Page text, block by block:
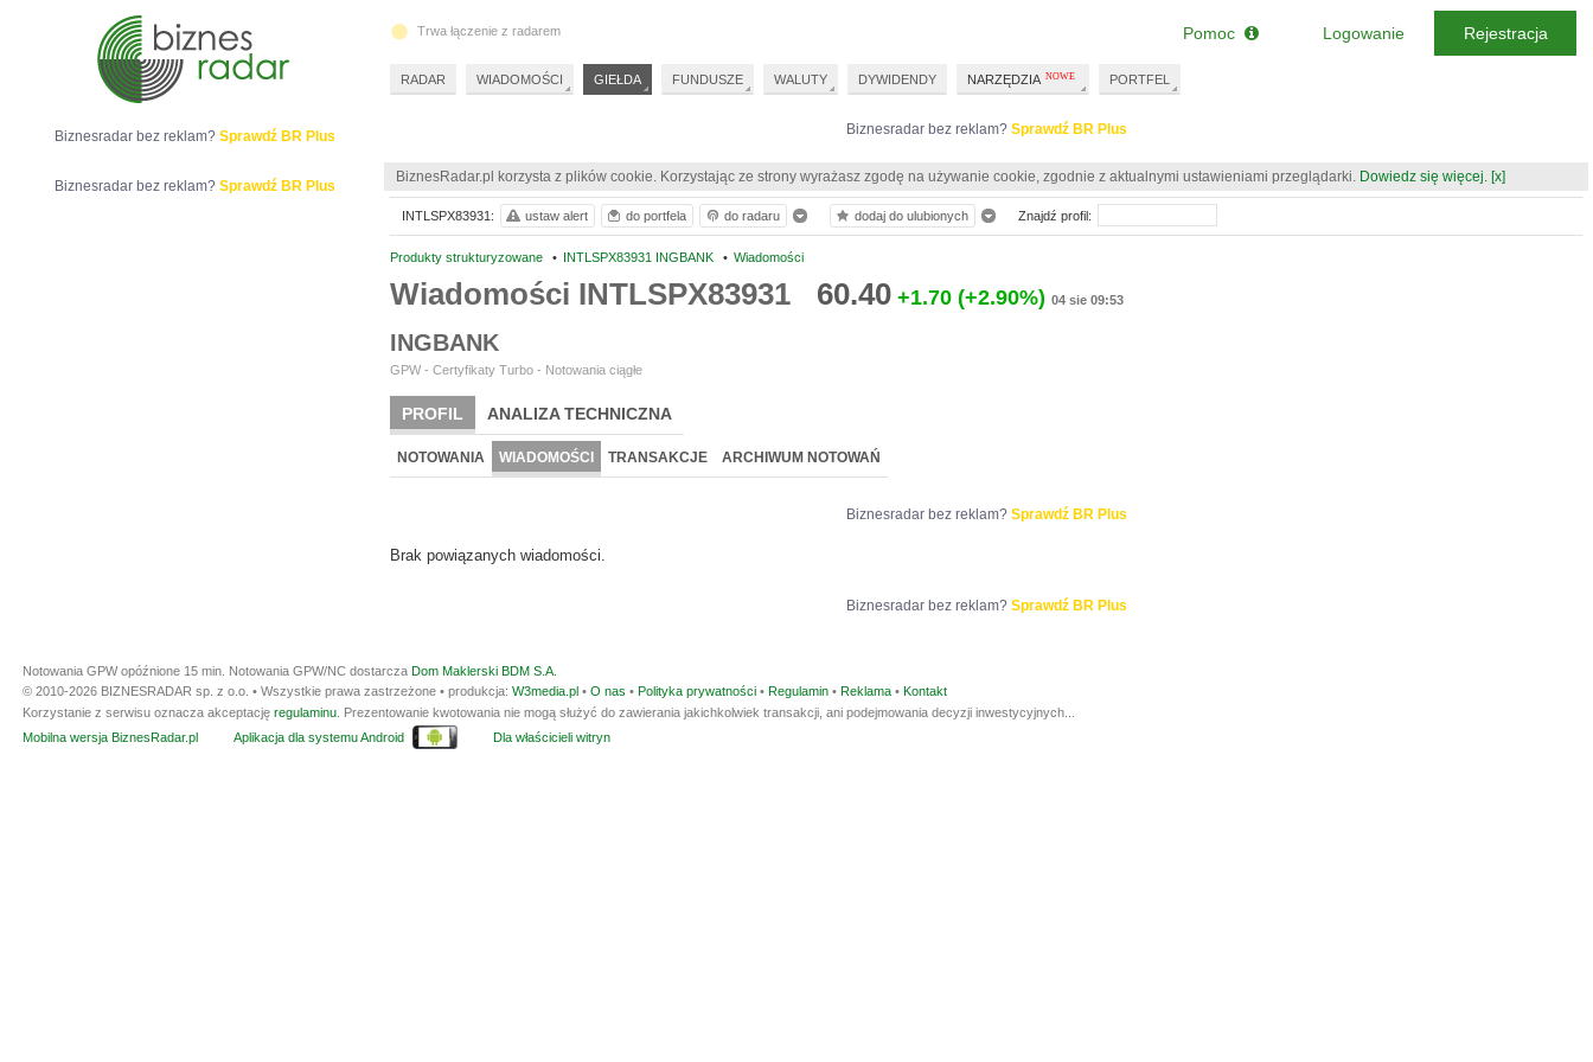
Biznesradar bez reklam? Sprawdź BR Plus
BiznesRadar.pl korzysta z plików cookie. Korzystając ze strony wyrażasz zgodę na używanie cookie, zgodnie z aktualnymi ustawieniami przeglądarki. Dowiedz się więcej. [x]
Produkty strukturyzowane • INTLSPX83931 INGBANK • Wiadomości
Wiadomości INTLSPX83931 60.40 +1.70 (+2.90%) 04 sie 09:53
INGBANK
GPW - Certyfikaty Turbo - Notowania ciągłe
PROFIL ANALIZA TECHNICZNA
NOTOWANIA WIADOMOŚCI TRANSAKCJE ARCHIWUM NOTOWAŃ
Biznesradar bez reklam? Sprawdź BR Plus
Brak powiązanych wiadomości.
Biznesradar bez reklam? Sprawdź BR Plus
INTLSPX83931: ustaw alert do portfela do radaru dodaj do ulubionych Znajdź profil:
Biznesradar bez reklam? Sprawdź BR Plus
Biznesradar bez reklam? Sprawdź BR Plus
Trwa łączenie z radarem
RADAR WIADOMOŚCI GIEŁDA FUNDUSZE WALUTY DYWIDENDY NARZĘDZIA PORTFEL
Pomoc Logowanie Rejestracja
Notowania GPW opóźnione 15 min. Notowania GPW/NC dostarcza Dom Maklerski BDM S.A.
© 2010-2026 BIZNESRADAR sp. z o.o. • Wszystkie prawa zastrzeżone • produkcja: W3media.pl • O nas • Polityka prywatności • Regulamin • Reklama • Kontakt
Korzystanie z serwisu oznacza akceptację regulaminu . Prezentowanie kwotowania nie mogą służyć do zawierania jakichkolwiek transakcji, ani podejmowania decyzji inwestycyjnych...
Mobilna wersja BiznesRadar.pl
Aplikacja dla systemu Android Dla właścicieli witryn